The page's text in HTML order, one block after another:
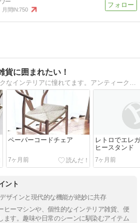
月間IN:750
貨に囲まれたい！
シャビーアンティークなインテリアに憧れてます。アンティークな雑貨を集めたり、時たまＤＩＹしてみたりもしてます。
ペーパーコードチェア
7ヶ月前
レトロでエレ
ヒースタンド
7ヶ月前
ント
ザインと現代的な機能が絶妙に共存
ヒーマシンや、個性的なインテリア雑貨、便
ます。趣味や日常のシーンに馴染むアイテム